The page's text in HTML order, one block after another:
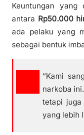
Keuntungan
antara Rp50.000
ada pelaku yang
sebagai bentuk
“Kami
narkoba
tetapi juga
yang lebih